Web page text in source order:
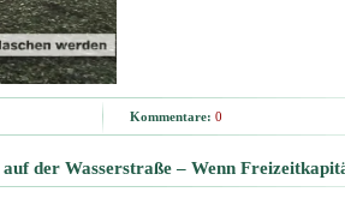
Kommentare: 0
der Wasserstraße – Wenn